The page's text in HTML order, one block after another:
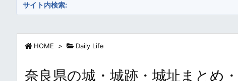
サイト内検索:
HOME > Daily Life
奈良県の城・城跡・城址まとめ